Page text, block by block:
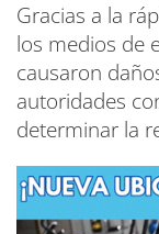
Gracias a la
los medios de
causaron
autoridades
determinar la